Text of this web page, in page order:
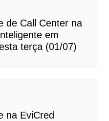
de Call Center na
em
terça (01/07)
na EviCred